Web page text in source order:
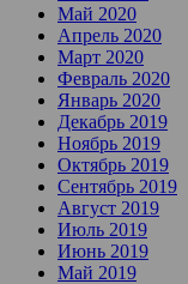
Май 2020
Апрель 2020
Март 2020
Февраль 2020
Январь 2020
Декабрь 2019
Ноябрь 2019
Октябрь 2019
Сентябрь 2019
Август 2019
Июль 2019
Июнь 2019
Май 2019